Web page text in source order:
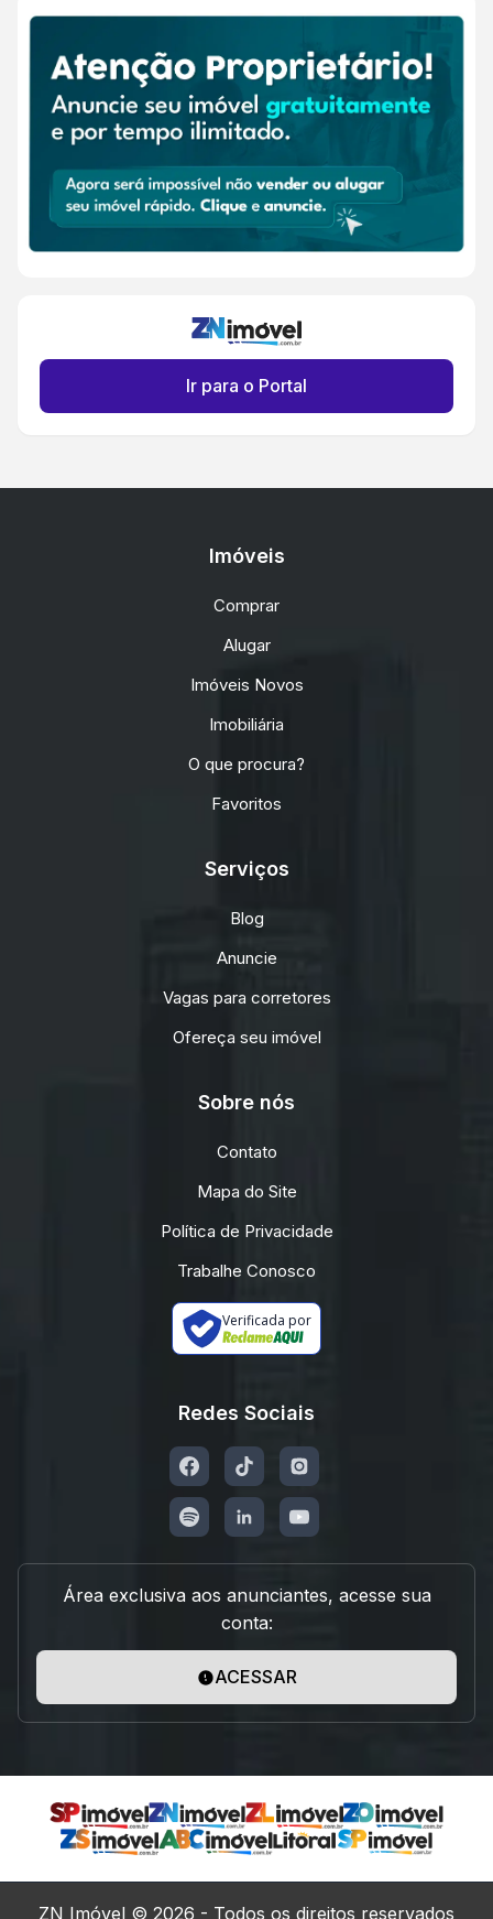
Ir para o Portal
Imóveis
Comprar
Alugar
Imóveis Novos
Imobiliária
O que procura?
Favoritos
Serviços
Blog
Anuncie
Vagas para corretores
Ofereça seu imóvel
Sobre nós
Contato
Mapa do Site
Política de Privacidade
Trabalhe Conosco
Verificada por
Redes Sociais
Área exclusiva aos anunciantes, acesse sua
conta:
ACESSAR
ZN Imóvel © 2026 - Todos os direitos reservados